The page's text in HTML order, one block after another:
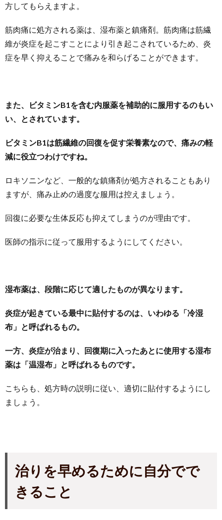
方してもらえますよ。
筋肉痛に処方される薬は、湿布薬と鎮痛剤。筋肉痛は筋繊
維が炎症を起こすことにより引き起こされているため、炎
症を早く抑えることで痛みを和らげることができます。
また、ビタミンB1を含む内服薬を補助的に服用するのもい
い、とされています。
ビタミンB1は筋繊維の回復を促す栄養素なので、痛みの軽
減に役立つわけですね。
ロキソニンなど、一般的な鎮痛剤が処方されることもあり
ますが、痛み止めの過度な服用は控えましょう。
回復に必要な生体反応も抑えてしまうのが理由です。
医師の指示に従って服用するようにしてください。
湿布薬は、段階に応じて適したものが異なります。
炎症が起きている最中に貼付するのは、いわゆる「冷湿
布」と呼ばれるもの。
一方、炎症が治まり、回復期に入ったあとに使用する湿布
薬は「温湿布」と呼ばれるものです。
こちらも、処方時の説明に従い、適切に貼付するようにし
ましょう。
治りを早めるために自分でで
きること